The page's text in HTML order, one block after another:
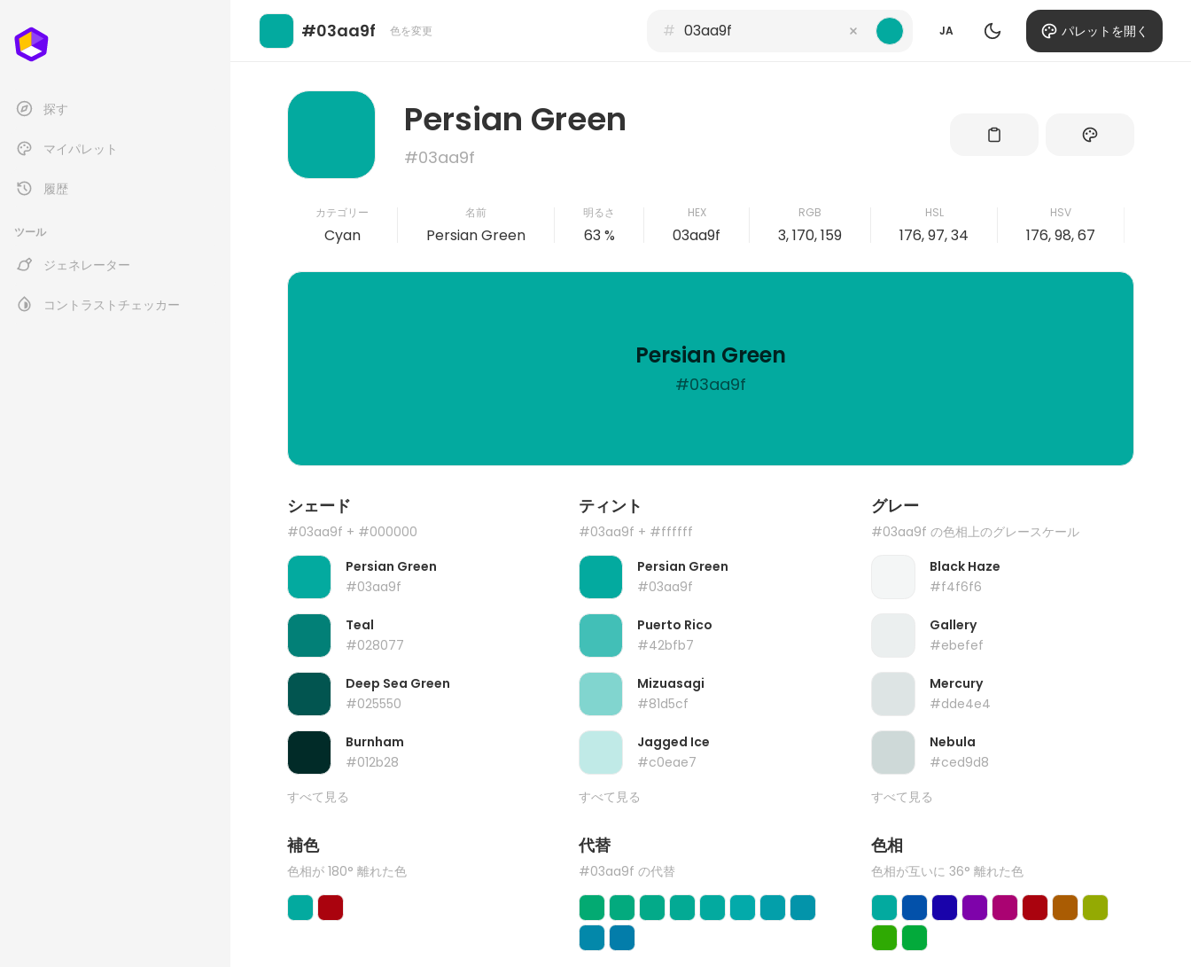
探す
マイパレット
履歴
ツール
ジェネレーター
コントラストチェッカー
#03aa9f 色を変更 # JA パレットを開く
Persian Green
#03aa9f
カテゴリー
Cyan
名前
Persian Green
明るさ
63 %
HEX
03aa9f
RGB
3, 170, 159
HSL
176, 97, 34
HSV
176, 98, 67
Persian Green
#03aa9f
シェード
#03aa9f + #000000
Persian Green
#03aa9f
Teal
#028077
Deep Sea Green
#025550
Burnham
#012b28
すべて見る
ティント
#03aa9f + #ffffff
Persian Green
#03aa9f
Puerto Rico
#42bfb7
Mizuasagi
#81d5cf
Jagged Ice
#c0eae7
すべて見る
グレー
#03aa9f の色相上のグレースケール
Black Haze
#f4f6f6
Gallery
#ebefef
Mercury
#dde4e4
Nebula
#ced9d8
すべて見る
補色
色相が 180° 離れた色
代替
#03aa9f の代替
色相
色相が互いに 36° 離れた色